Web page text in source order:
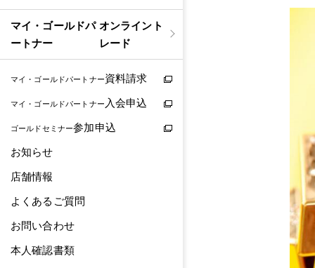
マイ・ゴールドパ
ートナー
オンライント
レード
マイ・ゴールドパートナー資料請求
マイ・ゴールドパートナー 入会申込
ゴールドセミナー参加申込
お知らせ
店舗情報
よくあるご質問
お問い合わせ
本人確認書類